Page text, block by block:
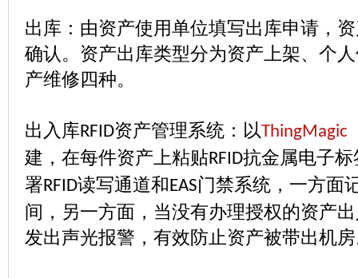
出库：由资产使用单位填写出库申请，
确认。资产出库类型分为资产上架、个
产维修四种。
出入库RFID资产管理系统：以ThingMagic
建，在每件资产上粘贴RFID抗金属电子
署RFID读写通道和EAS门禁系统，一方面
间，另一方面，当没有办理授权的资产
发出声光报警，有效防止资产被带出机